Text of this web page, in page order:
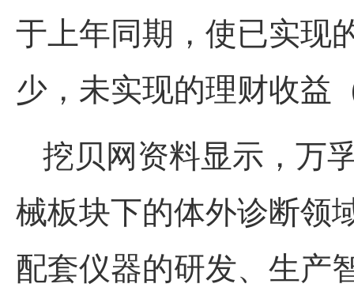
于上年同期，使已实现
少，未实现的理财收益
挖贝网资料显示，万
械板块下的体外诊断领
配套仪器的研发、生产